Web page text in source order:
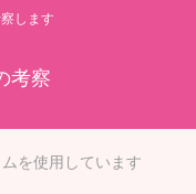
します
考察
を使用しています